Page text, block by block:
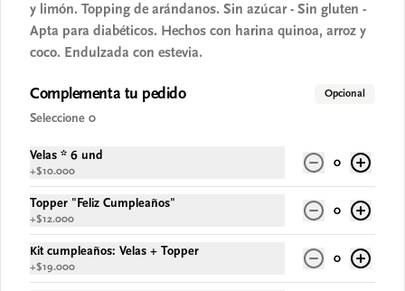
y limón. Topping de arándanos. Sin azúcar - Sin gluten -
Apta para diabéticos. Hechos con harina quinoa, arroz y
coco. Endulzada con estevia.
Complementa tu pedido Opcional
Seleccione 0
Velas * 6 und
+$10.000
0
Topper "Feliz Cumpleaños"
+$12.000
0
Kit cumpleaños: Velas + Topper
+$19.000
0